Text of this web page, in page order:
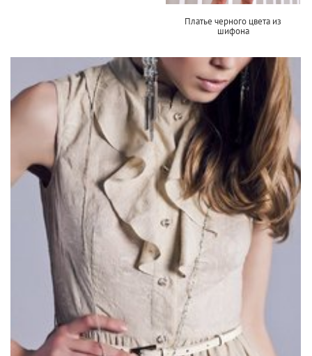
Платье черного цвета из
шифона